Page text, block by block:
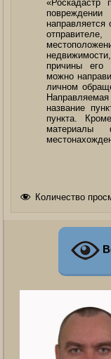
«Роскадастр
направляется
причины его
можно
личном
название
пункта.
Количество